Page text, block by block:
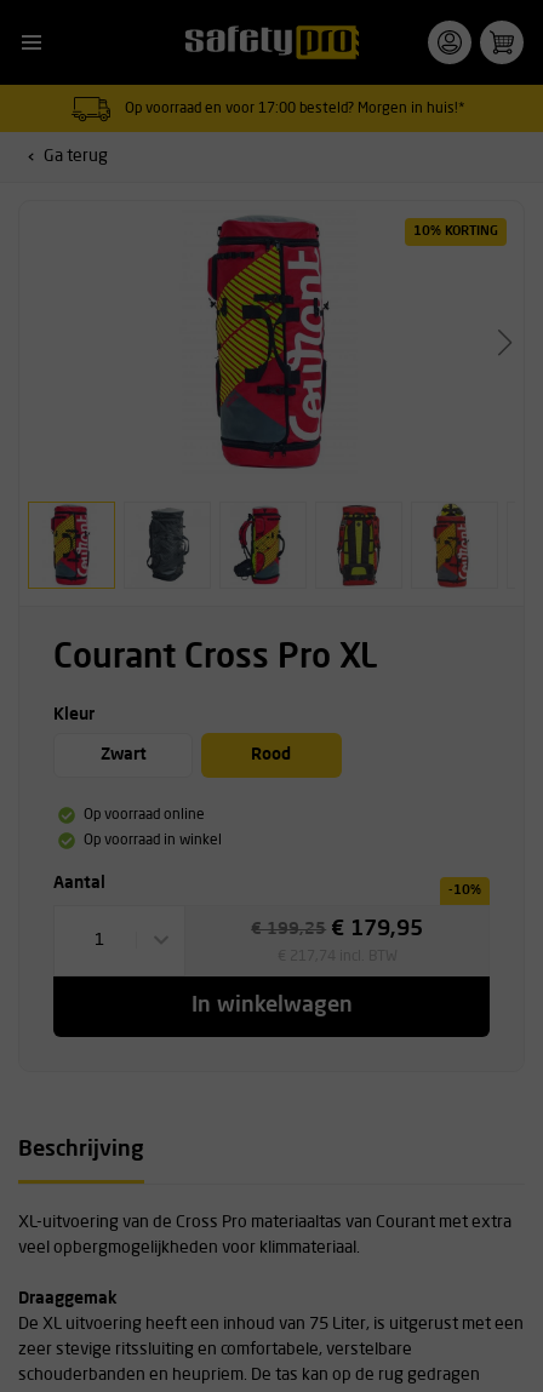
Op voorraad en voor 17:00 besteld? Morgen in huis!*
Ga terug
10% KORTING
Courant Cross Pro XL
Kleur
Zwart Rood
Op voorraad online
Op voorraad in winkel
Aantal -10%
1
€ 199,25 € 179,95
In winkelwagen
Beschrijving
XL-uitvoering van de Cross Pro materiaaltas van Courant met extra
veel opbergmogelijkheden voor klimmateriaal.
Draaggemak
De XL uitvoering heeft een inhoud van 75 Liter, is uitgerust met een
zeer stevige ritssluiting en comfortabele, verstelbare
schouderbanden en heupriem. De tas kan op de rug gedragen